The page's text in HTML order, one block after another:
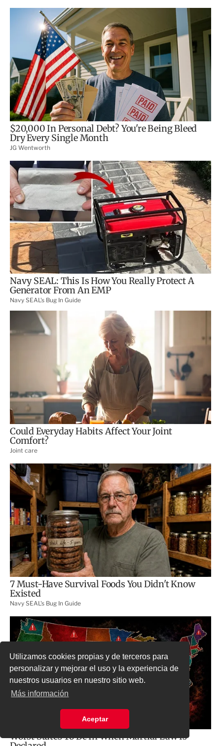
Utilizamos cookies propias y de terceros para
personalizar y mejorar el uso y la experiencia de
nuestros usuarios en nuestro sitio web.
Más información
Aceptar